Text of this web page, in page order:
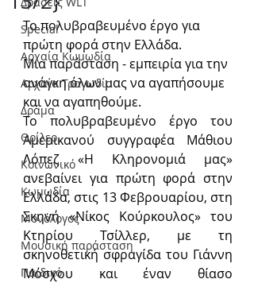
Special
Αρχαία Κωμωδία
Αρχαία Τραγωδία
Δράμα
Θρίλερ
Κοινωνικό
Κωμωδία
Μονόλογος
Μουσική παράσταση
Παιδικό
Το πολυβραβευμένο έργο για
πρώτη φορά στην Ελλάδα.
Μια παράσταση - εμπειρία για την
ανάγκη όλων μας να αγαπήσουμε
και να αγαπηθούμε.
Το πολυβραβευμένο έργο του
Αμερικανού συγγραφέα Μάθιου
Λόπεζ «Η Κληρονομιά μας»
ανεβαίνει για πρώτη φορά στην
Ελλάδα, στις 13 Φεβρουαρίου, στη
Σκηνή «Νίκος Κούρκουλος» του
Κτηρίου Τσίλλερ, με τη
σκηνοθετική σφραγίδα του Γιάννη
Μόσχου και έναν θίασο